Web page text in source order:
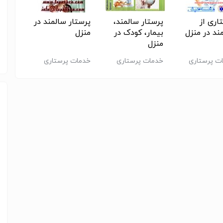
وافتخار جاودانه به همراه کادر مجرب و تحصیلکرده و تیم
از
در منزل
پرستاری
پرستار سالمند،
بیمار، کودک در
منزل
خدمات پرستاری
پرستار سالمند در
منزل
خدمات پرستاری